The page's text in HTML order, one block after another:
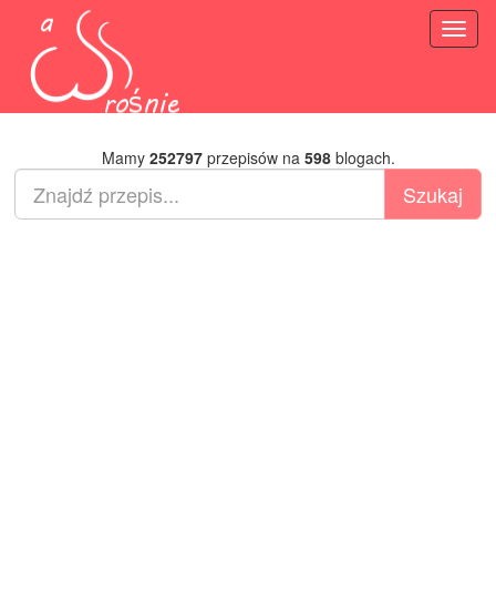
Mamy 252797przepisów na 598blogach.